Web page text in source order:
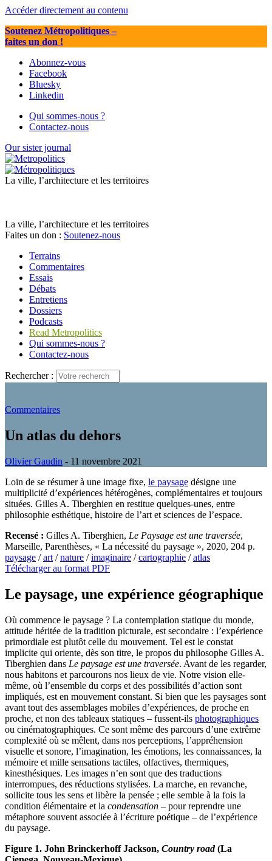
Accéder directement au contenu
Soutenez Métropolitiques–
faites un don !
Abonnez-vous
Facebook
Bluesky
Linkedin
Qui sommes-nous ?
Contactez-nous
Our sister journal
La ville, l’architecture et les territoires
La ville, l’architecture et les territoires
Faites un don : Soutenez-nous
Terrains
Commentaires
Essais
Débats
Entretiens
Dossiers
Podcasts
Read Metropolitics
Qui sommes-nous ?
Contactez-nous
Rechercher :
Commentaires
Un atlas du dehors
Olivier Gaudin - 11 novembre 2021
Loin de se résumer à une image fixe, le paysage désigne une
multiplicité d’expériences hétérogènes, complémentaires et toujours
situées. Gilles A. Tiberghien en restitue quelques-unes, entre
philosophie esthétique, histoire de l’art et sciences de l’espace.
Recensé : Gilles A. Tiberghien, Le Paysage est une traversée,
Marseille, Parenthèses, « La nécessité du paysage », 2020, 204 p.
paysage /art /nature /imaginaire /cartographie /atlas
Télécharger au format PDF
Le paysage, une expérience géographique
Où commence le paysage ? La contemplation statique du monde,
attitude héritée de la tradition picturale, est secondaire : l’expérience
primordiale est plutôt celle du mouvement. Tel est le constat
implicite qui oriente, dès son titre, le propos du philosophe Gilles A.
Tiberghien dans Le paysage est une traversée. Avant de les regarder,
nous habitons et parcourons nos lieux de vie. Notre vision elle-
même, où l’ensemble du corps et des possibilités d’action sont
impliqués, est en mouvement constant. Si bien que les paysages sont
avant tout des assemblages mobiles d’expériences, de proche en
proche, et non des tableaux statiques – fussent-ils photographiques
ou cinématographiques. Ce sont même des parcours d’une extrême
complexité où se mêlent, dans nos perceptions, l’appréhension
visuelle et sonore, l’imagination, les émotions, les connaissances, la
mémoire et mille sensations tactiles, olfactives, thermiques,
kinesthésiques. Les images n’en sont que des traductions
interrompues, des réductions stylisées. La marche, en revanche,
sollicite tous les sens et libère la pensée ; elle semble à la fois la
condition élémentaire et la condensation – pour reprendre une
métaphore souvent associée à l’écriture poétique – de l’expérience
du paysage.
Figure 1. John Brinckerhoff Jackson, Country road(La